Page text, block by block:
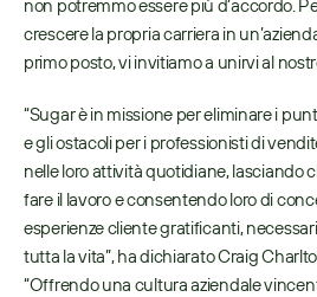
non potremmo essere più d’accordo.
crescere la propria carriera in
primo posto, vi invitiamo a unirvi al
“Sugar è in missione per eliminare i
e gli ostacoli per i professionisti di
nelle loro attività quotidiane, lasciando
fare il lavoro e consentendo loro di
esperienze cliente gratificanti,
tutta la vita”, ha dichiarato Craig
“Offrendo una cultura aziendale